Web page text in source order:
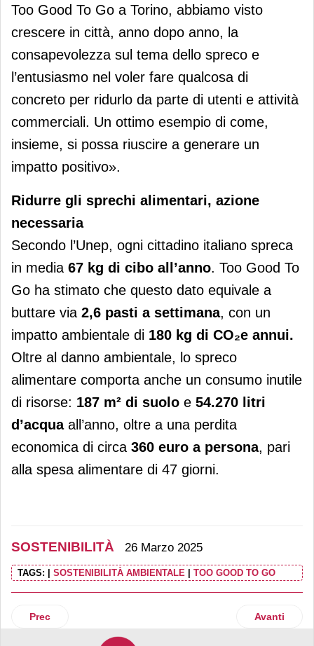
Too Good To Go a Torino, abbiamo visto
crescere in città, anno dopo anno, la
consapevolezza sul tema dello spreco e
l’entusiasmo nel voler fare qualcosa di
concreto per ridurlo da parte di utenti e attività
commerciali. Un ottimo esempio di come,
insieme, si possa riuscire a generare un
impatto positivo».
Ridurre gli sprechi alimentari, azione
necessaria
Secondo l’Unep, ogni cittadino italiano spreca
in media 67 kg di cibo all’anno. Too Good To
Go ha stimato che questo dato equivale a
buttare via 2,6 pasti a settimana, con un
impatto ambientale di 180 kg di CO₂e annui.
Oltre al danno ambientale, lo spreco
alimentare comporta anche un consumo inutile
di risorse: 187 m² di suolo e 54.270 litri
d’acquaall’anno, oltre a una perdita
economica di circa 360 euro a persona, pari
alla spesa alimentare di 47 giorni.
SOSTENIBILITÀ 26 Marzo 2025
TAGS: SOSTENIBILITÀ AMBIENTALE TOO GOOD TO GO
Articolo precedente: Deco Industrie sostiene Marinando 2.0
Prec Articolo
Avanti